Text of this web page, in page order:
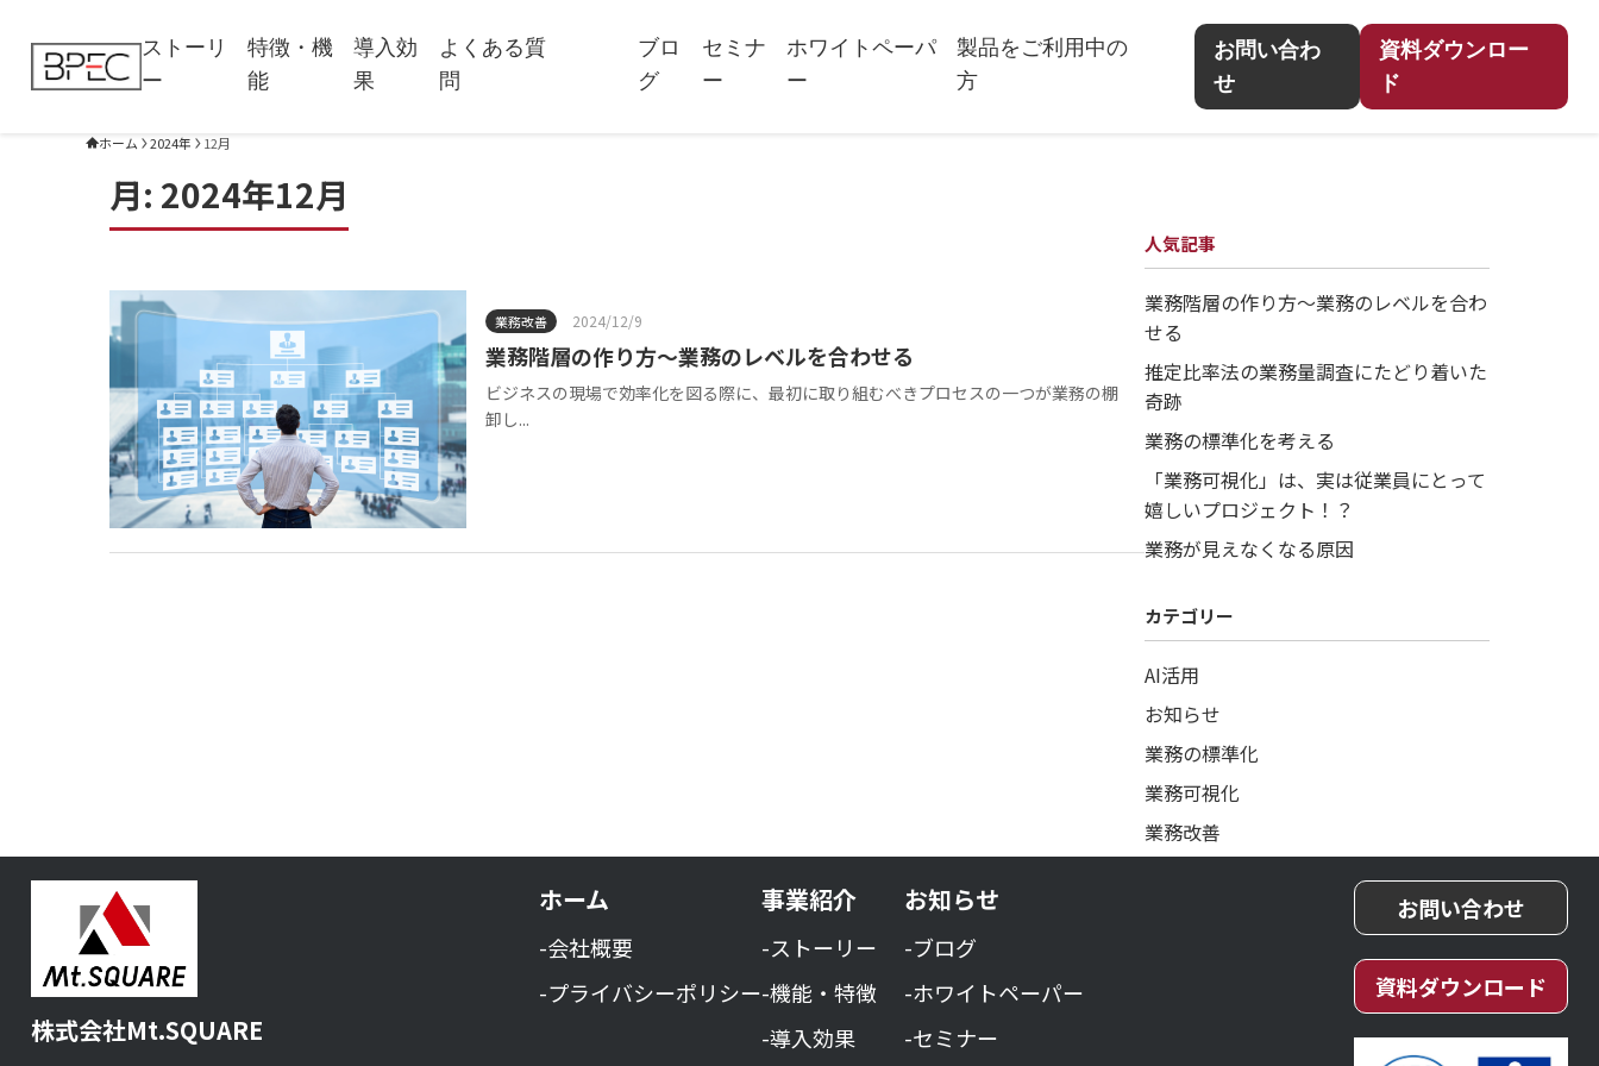
ストーリ
ー
特徴・機
能
導入効
果
よくある質
問
ブロ
グ
セミナ
ー
ホワイトペーパ
ー
製品をご利用中の
方
お問い合わ
せ
資料ダウンロー
ド
ホーム 2024年 12月
月: 2024年12月
業務改善 2024/12/9
業務階層の作り方～業務のレベルを合わせる
ビジネスの現場で効率化を図る際に、最初に取り組むべきプロセスの一つが業務の棚
卸し...
人気記事
業務階層の作り方～業務のレベルを合わ
せる
推定比率法の業務量調査にたどり着いた
奇跡
業務の標準化を考える
「業務可視化」は、実は従業員にとって
嬉しいプロジェクト！？
業務が見えなくなる原因
カテゴリー
AI活用
お知らせ
業務の標準化
業務可視化
業務改善
株式会社Mt.SQUARE
ホーム
-会社概要
-プライバシーポリシー
事業紹介
-ストーリー
-機能・特徴
-導入効果
お知らせ
-ブログ
-ホワイトペーパー
-セミナー
お問い合わせ
資料ダウンロード